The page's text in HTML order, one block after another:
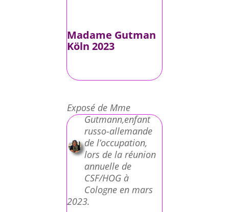
Madame Gutman
Köln 2023
Exposé de Mme
Gutmann,enfant
russo-allemande
de l’occupation,
lors de la réunion
annuelle de
CSF/HOG à
Cologne en mars
2023.